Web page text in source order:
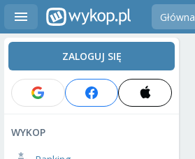
Główna
ZALOGUJ SIĘ
WYKOP